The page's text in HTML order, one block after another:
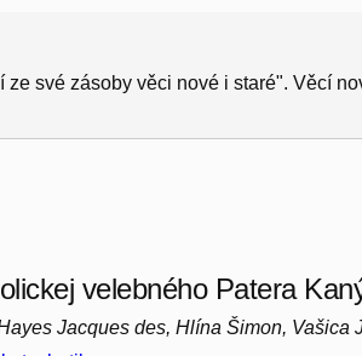
své zásoby věci nové i staré". Věcí
velebného Patera
Jacques des, Hlína Šimon, Vašica